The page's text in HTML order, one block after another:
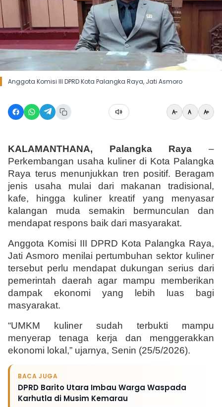
Anggota Komisi III DPRD Kota Palangka Raya, Jati Asmoro
KALAMANTHANA, Palangka Raya –
Perkembangan usaha kuliner di Kota Palangka
Raya terus menunjukkan tren positif. Beragam
jenis usaha mulai dari makanan tradisional,
kafe, hingga kuliner kreatif yang menyasar
kalangan muda semakin bermunculan dan
mendapat respons baik dari masyarakat.
Anggota Komisi III DPRD Kota Palangka Raya,
Jati Asmoro menilai pertumbuhan sektor kuliner
tersebut perlu mendapat dukungan serius dari
pemerintah daerah agar mampu memberikan
dampak ekonomi yang lebih luas bagi
masyarakat.
“UMKM kuliner sudah terbukti mampu
menyerap tenaga kerja dan menggerakkan
ekonomi lokal,” ujarnya, Senin (25/5/2026).
BACA JUGA
DPRD Barito Utara Imbau Warga Waspada
Karhutla di Musim Kemarau